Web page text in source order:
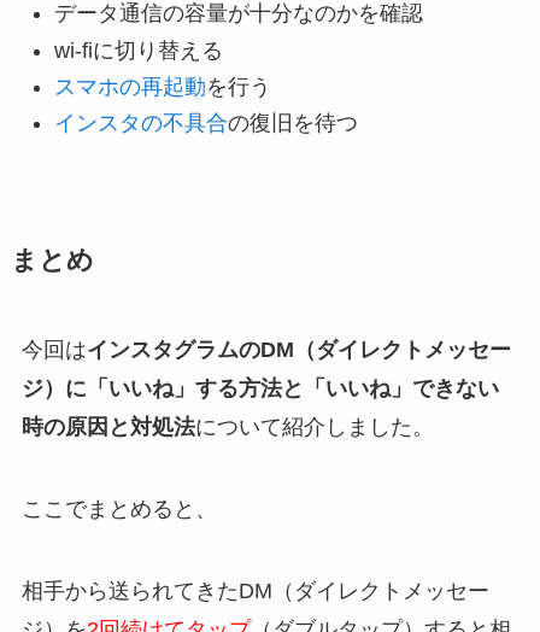
データ通信の容量が十分なのかを確認
wi-fiに切り替える
スマホの再起動を行う
インスタの不具合の復旧を待つ
まとめ
今回はインスタグラムのDM（ダイレクトメッセー
ジ）に「いいね」する方法と「いいね」できない
時の原因と対処法について紹介しました。
ここでまとめると、
相手から送られてきたDM（ダイレクトメッセー